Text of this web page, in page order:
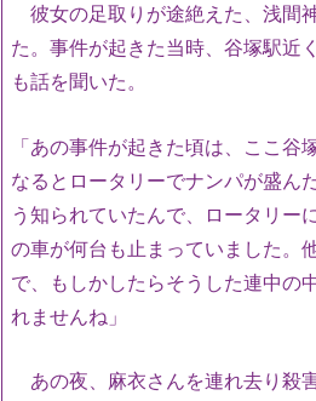
彼女の足取りが途絶えた、浅間
た。事件が起きた当時、谷塚駅近
も話を聞いた。
「あの事件が起きた頃は、ここ谷
なるとロータリーでナンパが盛ん
う知られていたんで、ロータリー
の車が何台も止まっていました。
で、もしかしたらそうした連中の
れませんね」
あの夜、麻衣さんを連れ去り殺